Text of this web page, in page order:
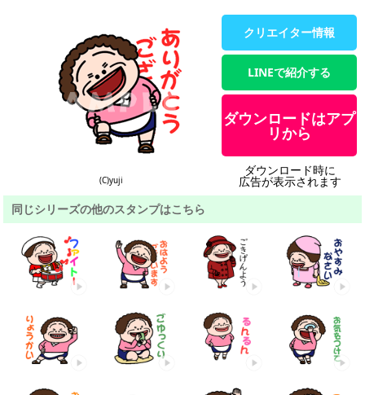
(C)yuji
クリエイター情報
LINEで紹介する
ダウンロードはアプ
リから
ダウンロード時に
広告が表示されます
同じシリーズの他のスタンプはこちら